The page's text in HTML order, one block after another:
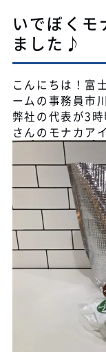
いでぼくモ
ました♪
こんにちは！富
ームの事務員市
弊社の代表が3
さんのモナカア